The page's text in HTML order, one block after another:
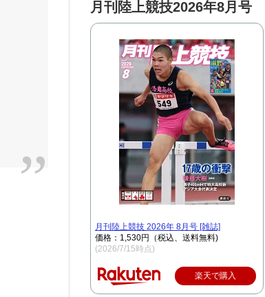
月刊陸上競技2026年8月号
月刊陸上競技 2026年 8月号 [雑誌]
価格：1,530円（税込、送料無料)
(2026/7/15時点)
楽天で購入